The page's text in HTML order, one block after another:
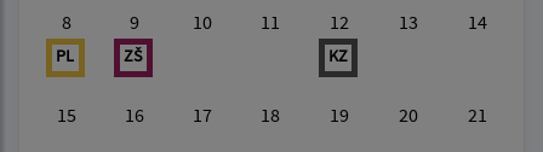
8
PL
9
ZŠ
10 11 12
KZ
13 14
15 16 17 18 19 20 21